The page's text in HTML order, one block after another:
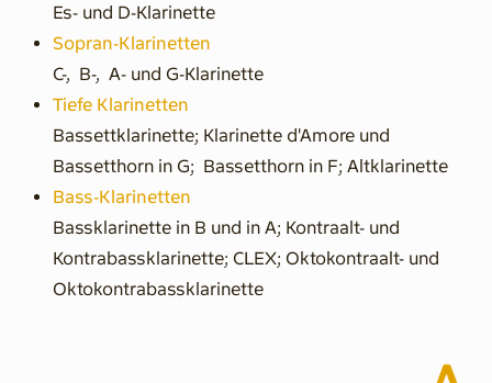
Es- und D-Klarinette
Sopran-Klarinetten
C-, B-, A- und G-Klarinette
Tiefe Klarinetten
Bassettklarinette; Klarinette d'Amore und
Bassetthorn in G; Bassetthorn in F; Altklarinette
Bass-Klarinetten
Bassklarinette in B und in A; Kontraalt- und
Kontrabassklarinette; CLEX; Oktokontraalt- und
Oktokontrabassklarinette